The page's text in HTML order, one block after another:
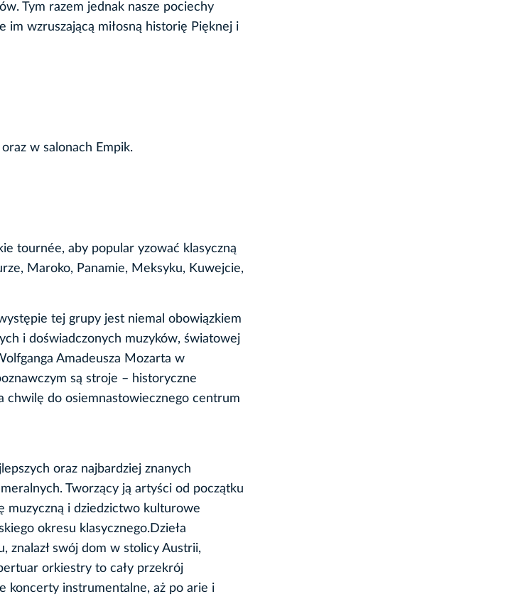
Tym razem jednak nasze pociechy
im wzruszającą miłosną historię Pięknej i
oraz w salonach Empik.
tournée, aby popular yzować klasyczną
Maroko, Panamie, Meksyku, Kuwejcie,
tej grupy jest niemal obowiązkiem
i doświadczonych muzyków, światowej
Amadeusza Mozarta w
są stroje – historyczne
chwilę do osiemnastowiecznego centrum
oraz najbardziej znanych
Tworzący ją artyści od początku
muzyczną i dziedzictwo kulturowe
okresu klasycznego.Dzieła
znalazł swój dom w stolicy Austrii,
orkiestry to cały przekrój
koncerty instrumentalne, aż po arie i